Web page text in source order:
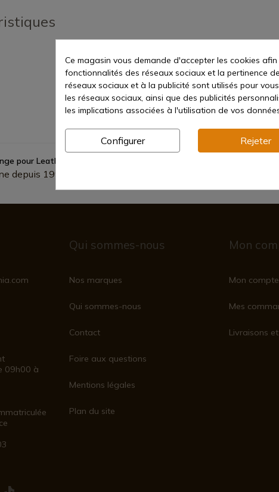
pour Leatherman Surge
depuis 1998 Méthodes de
09h00 à
Qui sommes-nous
Nos marques
Qui sommes-nous
Contact
Foire aux questions
Mentions légales
Plan du site
Mon
Mon compte
Mes
Livraisons
Ce magasin vous demande d'accepter les cookies
fonctionnalités des réseaux sociaux et la pertinence
réseaux sociaux et à la publicité sont utilisés pour
les réseaux sociaux, ainsi que des publicités
les implications associées à l'utilisation de vos
Configurer Rejeter